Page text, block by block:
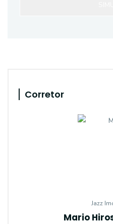
Corretor
Jazz
Mario